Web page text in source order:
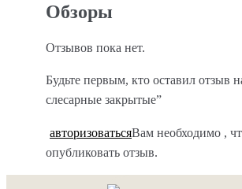
Обзоры
Отзывов пока нет.
Будьте первым, кто оставил отзыв
слесарные закрытые”
Вам необходимо
авторизоваться
,
опубликовать отзыв.